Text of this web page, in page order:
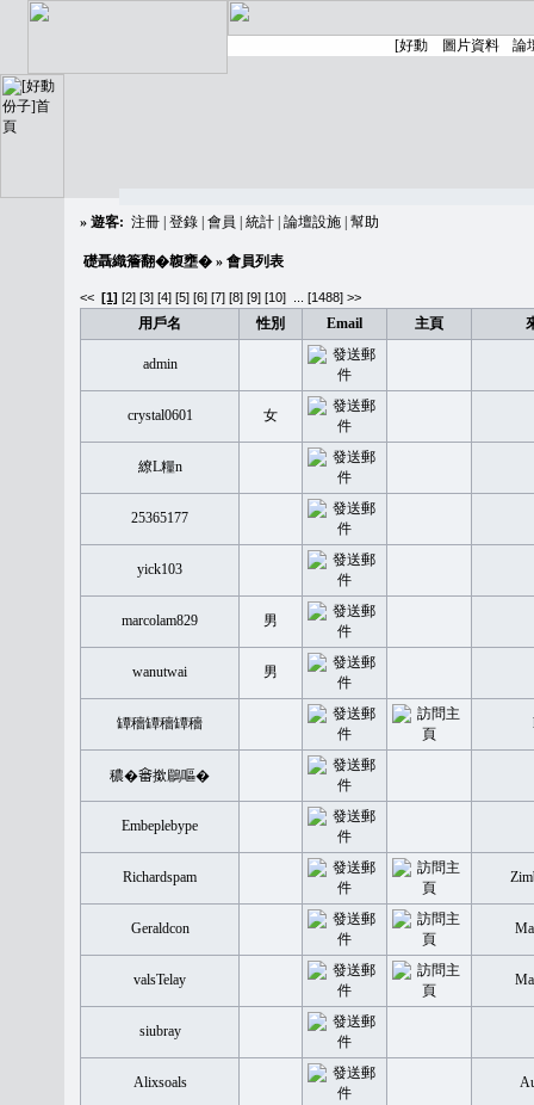
» 遊客: 注冊 登錄 會員 統計 論壇設施 幫助
礎聶織簷翻�䪖壅� » 會員列表
<< [1] [2] [3] [4] [5] [6] [7] [8] [9] [10] [1488] >>
用戶名 性別 Email 主頁
admin
crystal0601 女
繚L糧n
25365177
yick103
marcolam829 男
wanutwai 男
罈穡罈穡罈穡
穠�𤲞撳鶥嘔�
Embeplebype
Richardspam
Geraldcon
valsTelay
siubray
Alixsoals